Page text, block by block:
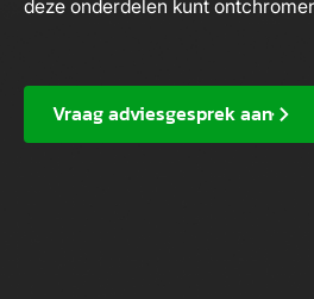
deze onderdelen kunt
Vraag adviesgesprek aan